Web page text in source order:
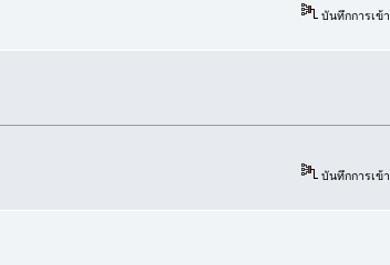
บันทึกการเข้า
บันทึกการเข้า